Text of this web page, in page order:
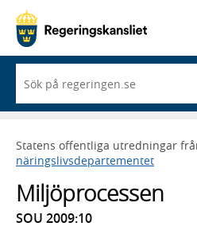
du
börjar
skriva
framträder
en
med
sökförslag
Statens offentliga utredningar
näringslivsdepartementet
Miljöprocessen
SOU 2009:10